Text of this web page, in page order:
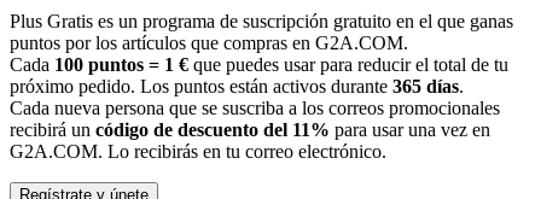
Plus Gratis es un programa de suscripción gratuito en el que ganas
puntos por los artículos que compras en G2A.COM.
Cada 100 puntos = 1 € que puedes usar para reducir el total de tu
próximo pedido. Los puntos están activos durante 365 días.
Cada nueva persona que se suscriba a los correos promocionales
recibirá un código de descuento del 11% para usar una vez en
G2A.COM. Lo recibirás en tu correo electrónico.
Regístrate y únete